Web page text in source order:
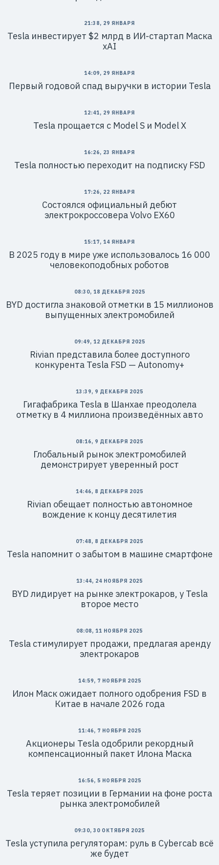
21:38, 29 ЯНВАРЯ
Tesla инвестирует $2 млрд в ИИ-стартап Маска
xAI
14:09, 29 ЯНВАРЯ
Первый годовой спад выручки в истории Tesla
12:41, 29 ЯНВАРЯ
Tesla прощается с Model S и Model X
16:26, 23 ЯНВАРЯ
Tesla полностью переходит на подписку FSD
17:26, 22 ЯНВАРЯ
Состоялся официальный дебют
электрокроссовера Volvo EX60
15:17, 14 ЯНВАРЯ
В 2025 году в мире уже использовалось 16 000
человекоподобных роботов
08:30, 18 ДЕКАБРЯ 2025
BYD достигла знаковой отметки в 15 миллионов
выпущенных электромобилей
09:49, 12 ДЕКАБРЯ 2025
Rivian представила более доступного
конкурента Tesla FSD — Autonomy+
13:39, 9 ДЕКАБРЯ 2025
Гигафабрика Tesla в Шанхае преодолела
отметку в 4 миллиона произведённых авто
08:16, 9 ДЕКАБРЯ 2025
Глобальный рынок электромобилей
демонстрирует уверенный рост
14:46, 8 ДЕКАБРЯ 2025
Rivian обещает полностью автономное
вождение к концу десятилетия
07:48, 8 ДЕКАБРЯ 2025
Tesla напомнит о забытом в машине смартфоне
13:44, 24 НОЯБРЯ 2025
BYD лидирует на рынке электрокаров, у Tesla
второе место
08:08, 11 НОЯБРЯ 2025
Tesla стимулирует продажи, предлагая аренду
электрокаров
14:59, 7 НОЯБРЯ 2025
Илон Маск ожидает полного одобрения FSD в
Китае в начале 2026 года
11:46, 7 НОЯБРЯ 2025
Акционеры Tesla одобрили рекордный
компенсационный пакет Илона Маска
16:56, 5 НОЯБРЯ 2025
Tesla теряет позиции в Германии на фоне роста
рынка электромобилей
09:30, 30 ОКТЯБРЯ 2025
Tesla уступила регуляторам: руль в Cybercab всё
же будет